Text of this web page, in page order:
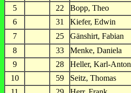
5 22 Bopp, Theo
6 31 Kiefer, Edwin
7 25 Gänshirt, Fabian
8 33 Menke, Daniela
9 28 Heller, Karl-Anton
10 59 Seitz, Thomas